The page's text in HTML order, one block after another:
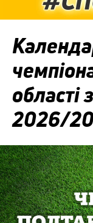
області
2026/